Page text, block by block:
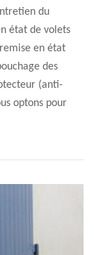
du
état de volets
en état
des
(anti-
optons pour